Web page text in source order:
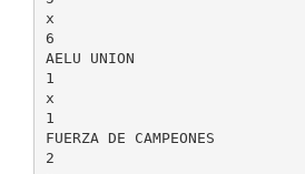
x
6
AELU UNION
1
x
1
FUERZA DE CAMPEONES
2